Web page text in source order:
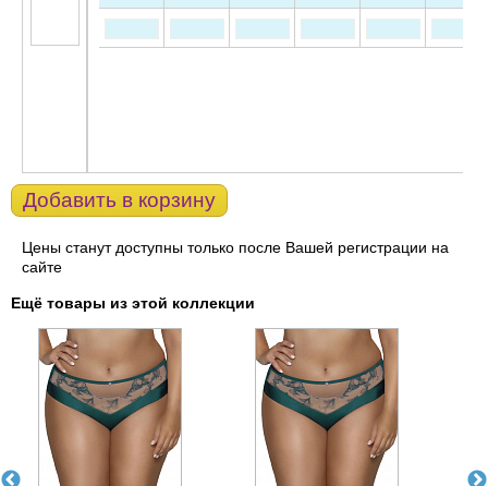
Добавить в корзину
Цены станут доступны только после Вашей регистрации на
сайте
Ещё товары из этой коллекции